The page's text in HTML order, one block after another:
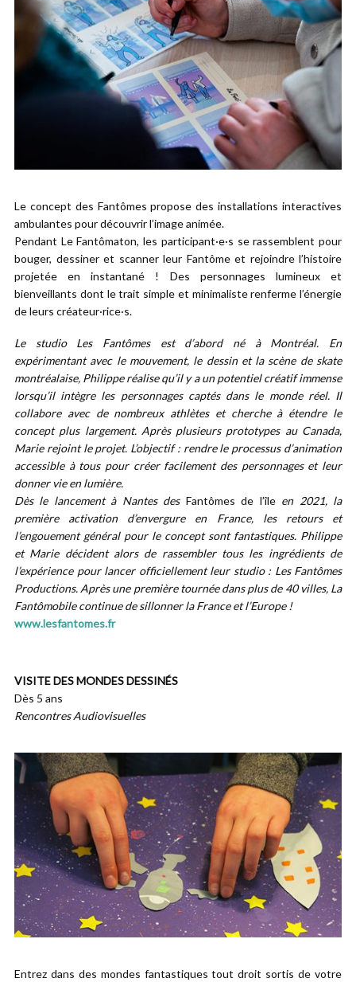
Le concept des Fantômes propose des installations interactives
ambulantes pour découvrir l’image animée.
Pendant Le Fantômaton, les participant·e·s se rassemblent pour
bouger, dessiner et scanner leur Fantôme et rejoindre l’histoire
projetée en instantané ! Des personnages lumineux et
bienveillants dont le trait simple et minimaliste renferme l’énergie
de leurs créateur·rice·s.
Le studio Les Fantômes est d’abord né à Montréal. En
expérimentant avec le mouvement, le dessin et la scène de skate
montréalaise, Philippe réalise qu’il y a un potentiel créatif immense
lorsqu’il intègre les personnages captés dans le monde réel. Il
collabore avec de nombreux athlètes et cherche à étendre le
concept plus largement. Après plusieurs prototypes au Canada,
Marie rejoint le projet. L’objectif : rendre le processus d’animation
accessible à tous pour créer facilement des personnages et leur
donner vie en lumière.
Dès le lancement à Nantes des Fantômes de l’îleen 2021, la
première activation d’envergure en France, les retours et
l’engouement général pour le concept sont fantastiques. Philippe
et Marie décident alors de rassembler tous les ingrédients de
l’expérience pour lancer officiellementleur studio : Les Fantômes
Productions. Après une première tournée dans plus de 40 villes, La
Fantômobile continue de sillonner la France et l’Europe !
www.lesfantomes.fr
VISITE DES MONDES DESSINÉS
Dès 5 ans
Rencontres Audiovisuelles
Entrez dans des mondes fantastiques tout droit sortis de votre